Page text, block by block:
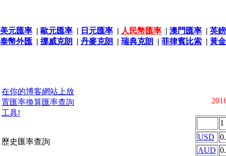
美元匯率 | 歐元匯率 | 日元匯率 | 人民幣匯率 | 澳門匯率 | 英
泰幣外匯 | 挪威克朗 | 丹麥克朗 | 瑞典克朗 | 菲律賓比索 | 黃
在你的博客網站上放
置匯率換算匯率查詢
工具!
歷史匯率查詢
1
USD
AUD